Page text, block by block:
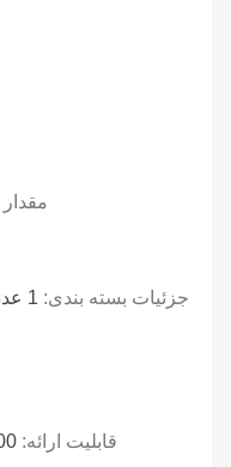
جزئیات بسته بندی: 1 عدد در هر جعبه ، 10 عدد در هر کارتن
قابلیت ارائه: 10000